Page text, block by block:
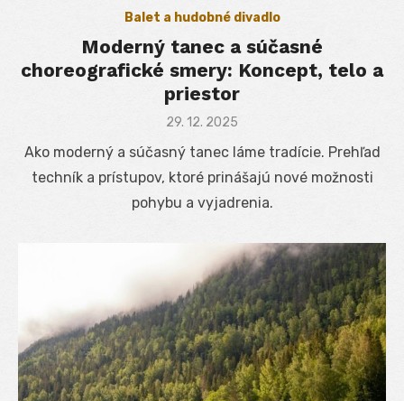
Balet a hudobné divadlo
Moderný tanec a súčasné
choreografické smery: Koncept, telo a
priestor
Posted
29. 12. 2025
Ako moderný a súčasný tanec láme tradície. Prehľad
techník a prístupov, ktoré prinášajú nové možnosti
pohybu a vyjadrenia.